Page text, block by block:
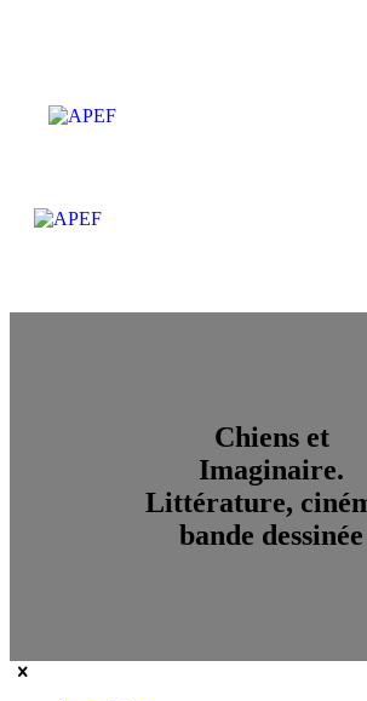
Chiens et
Imaginaire.
Littérature,
bande dessinée